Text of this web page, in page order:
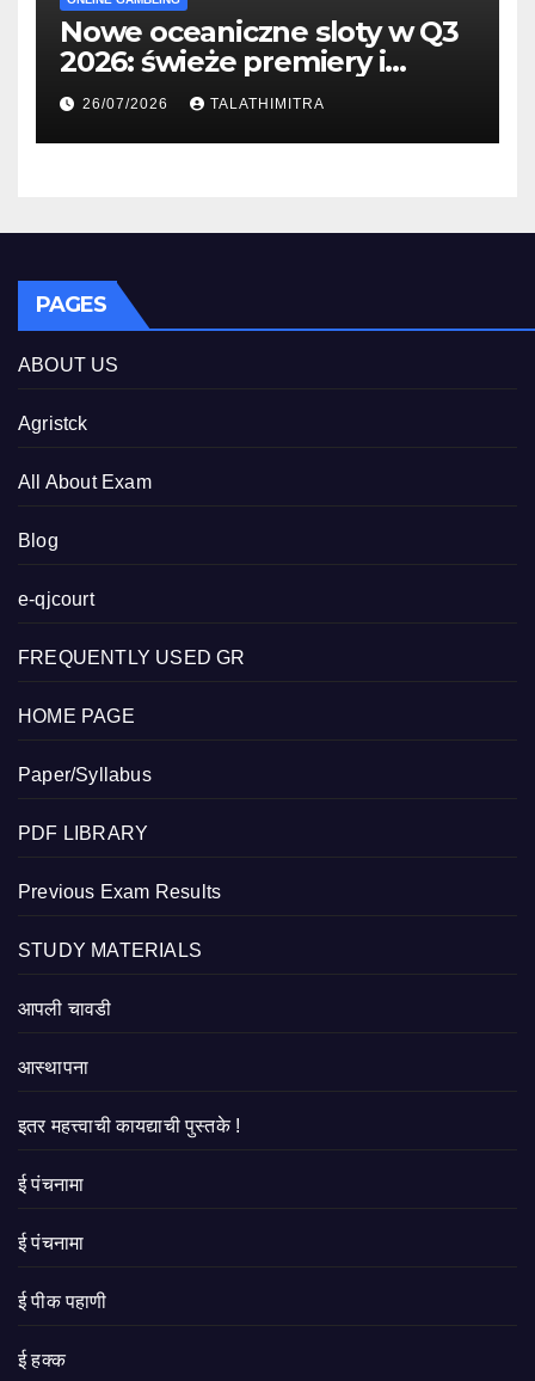
Nowe oceaniczne sloty w Q3
2026: świeże premiery i
studia
26/07/2026 TALATHIMITRA
PAGES
ABOUT US
Agristck
All About Exam
Blog
e-qjcourt
FREQUENTLY USED GR
HOME PAGE
Paper/Syllabus
PDF LIBRARY
Previous Exam Results
STUDY MATERIALS
आपली चावडी
आस्थापना
इतर महत्त्वाची कायद्याची पुस्तके !
ई पंचनामा
ई पंचनामा
ई पीक पहाणी
ई हक्क